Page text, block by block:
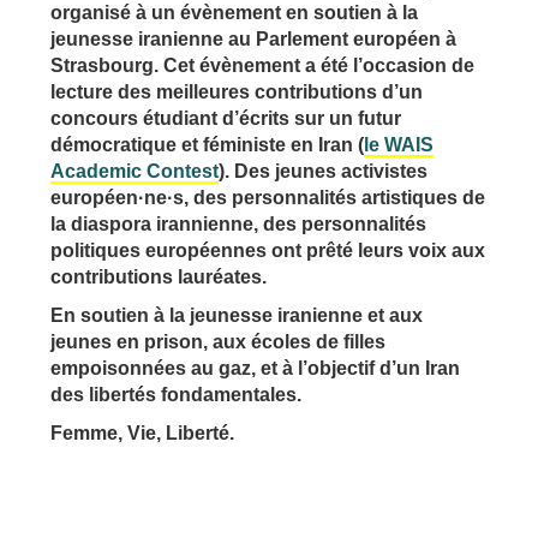
organisé à un évènement en soutien à la
jeunesse iranienne au Parlement européen à
Strasbourg. Cet évènement a été l’occasion de
lecture des meilleures contributions d’un
concours étudiant d’écrits sur un futur
démocratique et féministe en Iran ( le WAIS
Academic Contest). Des jeunes activistes
européen·ne·s, des personnalités artistiques de
la diaspora irannienne, des personnalités
politiques européennes ont prêté leurs voix aux
contributions lauréates.
En soutien à la jeunesse iranienne et aux
jeunes en prison, aux écoles de filles
empoisonnées au gaz, et à l’objectif d’un Iran
des libertés fondamentales.
Femme, Vie, Liberté.